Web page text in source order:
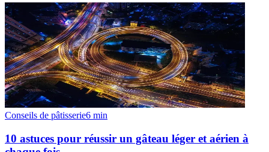
Conseils de pâtisserie6 min
10 astuces pour réussir un gâteau léger et aérien à